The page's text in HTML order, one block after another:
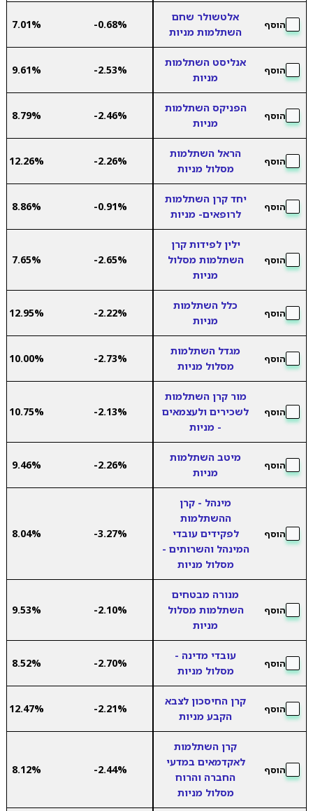
הוסף
אלטשולר שחם
השתלמות מניות
-0.68%
7.01%
הוסף
אנליסט השתלמות
מניות
-2.53%
9.61%
הוסף
הפניקס השתלמות
מניות
-2.46%
8.79%
הוסף
הראל השתלמות
מסלול מניות
-2.26%
12.26%
הוסף
יחד קרן השתלמות
לרופאים- מניות
-0.91%
8.86%
הוסף
ילין לפידות קרן
השתלמות מסלול
מניות
-2.65%
7.65%
הוסף
כלל השתלמות
מניות
-2.22%
12.95%
הוסף
מגדל השתלמות
מסלול מניות
-2.73%
10.00%
הוסף
מור קרן השתלמות
לשכירים ולעצמאים
- מניות
-2.13%
10.75%
הוסף
מיטב השתלמות
מניות
-2.26%
9.46%
הוסף
מינהל - קרן
ההשתלמות
לפקידים עובדי
המינהל והשרותים -
מסלול מניות
-3.27%
8.04%
הוסף
מנורה מבטחים
השתלמות מסלול
מניות
-2.10%
9.53%
הוסף
עובדי מדינה -
מסלול מניות
-2.70%
8.52%
הוסף
קרן החיסכון לצבא
הקבע מניות
-2.21%
12.47%
הוסף
קרן השתלמות
לאקדמאים במדעי
החברה והרוח
מסלול מניות
-2.44%
8.12%